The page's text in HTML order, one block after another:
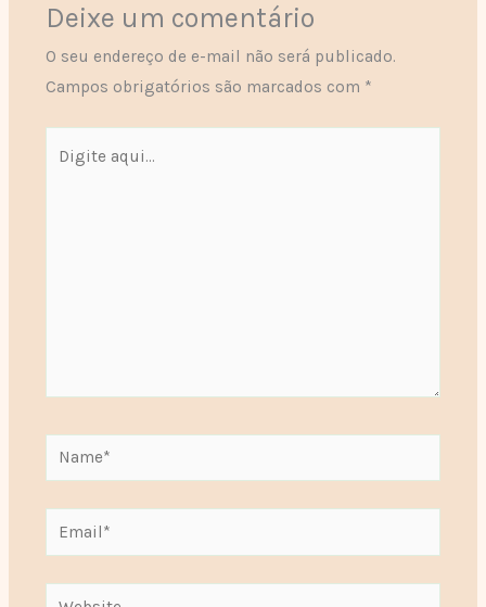
Deixe um comentário
O seu endereço de e-mail não será publicado.
Campos obrigatórios são marcados com *
aqui...
Name*
Email*
Website